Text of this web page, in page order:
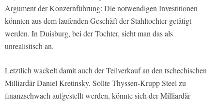
Argument der Konzernführung: Die notwendigen Investitionen
könnten aus dem laufenden Geschäft der Stahltochter getätigt
werden. In Duisburg, bei der Tochter, sieht man das als
unrealistisch an.
Letztlich wackelt damit auch der Teilverkauf an den tschechischen
Milliardär Daniel Kretinsky. Sollte Thyssen-Krupp Steel zu
finanzschwach aufgestellt werden, könnte sich der Milliardär